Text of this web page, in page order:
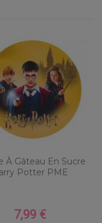
À Gâteau En Sucre
Potter PME
Prix
7,99 €